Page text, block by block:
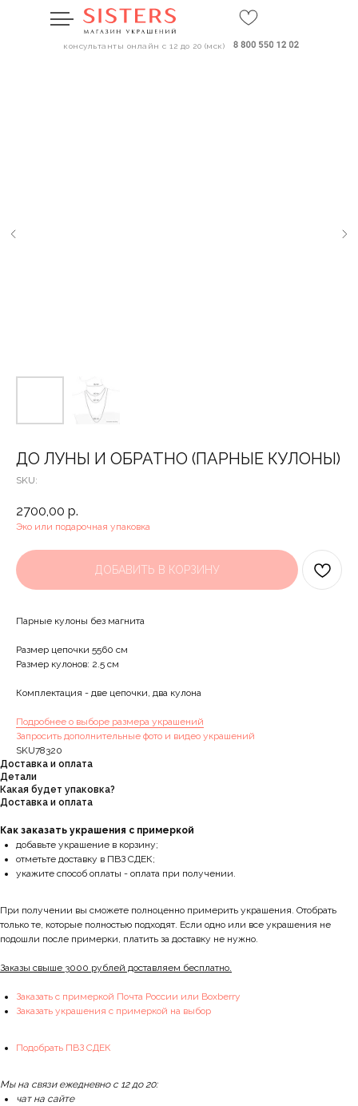
консультанты онлайн с 12 до 20 (мск)
ДО ЛУНЫ И ОБРАТНО (ПАРНЫЕ КУЛОНЫ)
SKU:
2700,00 р.
Эко или подарочная упаковка
ДОБАВИТЬ В КОРЗИНУ
Парные кулоны без магнита
Размер цепочки 5560 см
Размер кулонов: 2.5 см
Комплектация - две цепочки, два кулона
Подробнее о выборе размера украшений
Запросить дополнительные фото и видео украшений
SKU78320
Доставка и оплата
Детали
Какая будет упаковка?
Доставка и оплата
Как заказать украшения с примеркой
добавьте украшение в корзину;
отметьте доставку в ПВЗ СДЕК;
укажите способ оплаты - оплата при получении.
При получении вы сможете полноценно примерить украшения. Отобрать
только те, которые полностью подходят. Если одно или все украшения не
подошли после примерки, платить за доставку не нужно.
Заказы свыше 3000 рублей доставляем бесплатно.
Заказать с примеркой Почта России или Boxberry
Заказать украшения с примеркой на выбор
Подобрать ПВЗ СДЕК
Мы на связи ежедневно с 12 до 20:
чат на сайте